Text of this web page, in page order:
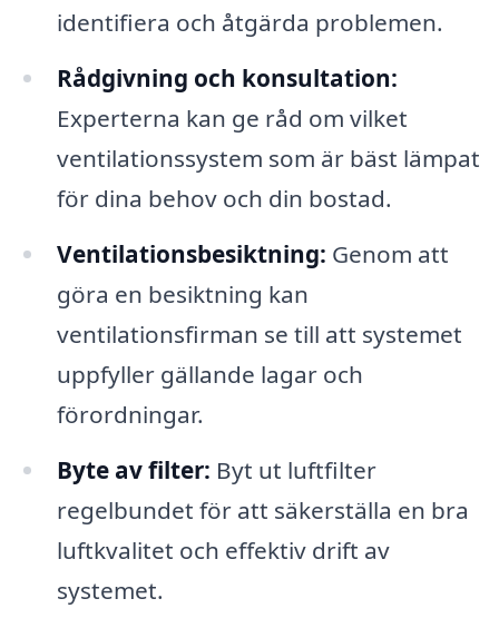
identifiera och åtgärda problemen.
Rådgivning och konsultation:
Experterna kan ge råd om vilket
ventilationssystem som är bäst lämpat
för dina behov och din bostad.
Ventilationsbesiktning: Genom att
göra en besiktning kan
ventilationsfirman se till att systemet
uppfyller gällande lagar och
förordningar.
Byte av filter: Byt ut luftfilter
regelbundet för att säkerställa en bra
luftkvalitet och effektiv drift av
systemet.